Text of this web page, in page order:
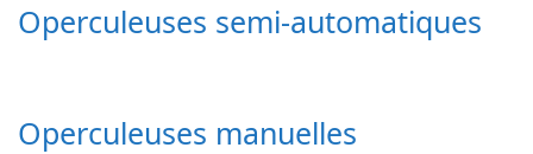
Operculeuses semi-automatiques
Operculeuses manuelles